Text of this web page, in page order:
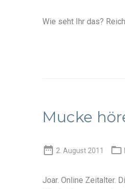
Wie seht Ihr das?
Mucke
 2. August 2011 
Joar. Online Zeitalter.